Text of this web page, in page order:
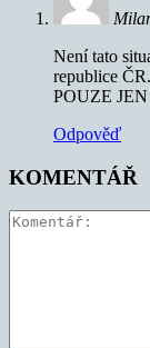
Není tato
republice
POUZE
Odpověď
KOMENTÁŘ